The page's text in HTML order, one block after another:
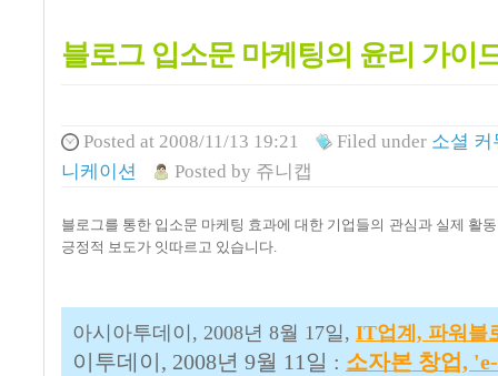
블로그 입소문 마케팅의 윤리 가이
Posted at 2008/11/13 19:21 Filed under 소셜
니케이션
Posted by 쥬니캡
블로그를 통한 입소문 마케팅 효과에 대한 기업들의 관심과 실제 활
긍정적 보도가 잇따르고 있습니다.
아시아투데이 , 2008년 8월 17일 , IT업계, 파워블
이투데이 , 2008년 9월 11일 : 소자본 창업, 'e-